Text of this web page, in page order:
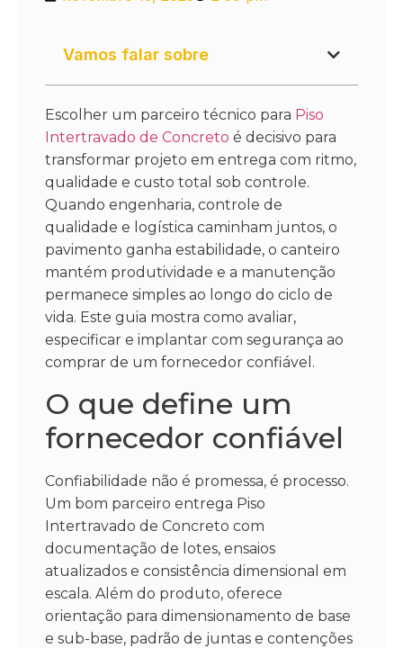
Vamos falar sobre
Escolher um parceiro técnico para Piso
Intertravado de Concreto é decisivo para
transformar projeto em entrega com ritmo,
qualidade e custo total sob controle.
Quando engenharia, controle de
qualidade e logística caminham juntos, o
pavimento ganha estabilidade, o canteiro
mantém produtividade e a manutenção
permanece simples ao longo do ciclo de
vida. Este guia mostra como avaliar,
especificar e implantar com segurança ao
comprar de um fornecedor confiável.
O que define um
fornecedor confiável
Confiabilidade não é promessa, é processo.
Um bom parceiro entrega Piso
Intertravado de Concreto com
documentação de lotes, ensaios
atualizados e consistência dimensional em
escala. Além do produto, oferece
orientação para dimensionamento de base
e sub-base, padrão de juntas e contenções